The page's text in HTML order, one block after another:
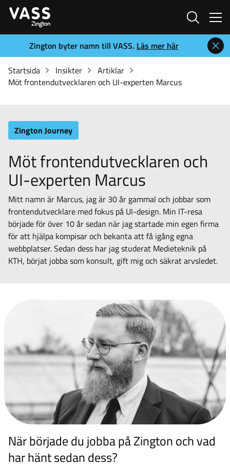
Sök
Zington byter namn till VASS. Läs mer här
Startsida
Insikter
Artiklar
Möt frontendutvecklaren och UI-experten Marcus
Zington Journey
Möt frontendutvecklaren och
UI-experten Marcus
Mitt namn är Marcus, jag är 30 år gammal och jobbar som
frontendutvecklare med fokus på UI-design. Min IT-resa
började för över 10 år sedan när jag startade min egen firma
för att hjälpa kompisar och bekanta att få igång egna
webbplatser. Sedan dess har jag studerat Medieteknik på
KTH, börjat jobba som konsult, gift mig och säkrat arvsledet.
När började du jobba på Zington och vad
har hänt sedan dess?